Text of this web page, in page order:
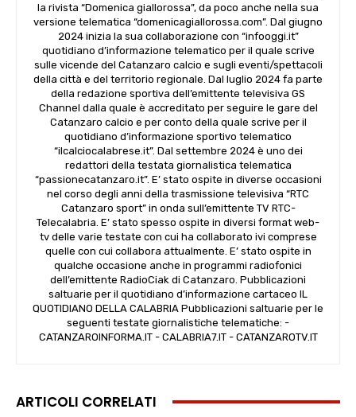
la rivista “Domenica giallorossa”, da poco anche nella sua
versione telematica “domenicagiallorossa.com”. Dal giugno
2024 inizia la sua collaborazione con “infooggi.it”
quotidiano d’informazione telematico per il quale scrive
sulle vicende del Catanzaro calcio e sugli eventi/spettacoli
della città e del territorio regionale. Dal luglio 2024 fa parte
della redazione sportiva dell’emittente televisiva GS
Channel dalla quale è accreditato per seguire le gare del
Catanzaro calcio e per conto della quale scrive per il
quotidiano d’informazione sportivo telematico
“ilcalciocalabrese.it”. Dal settembre 2024 è uno dei
redattori della testata giornalistica telematica
“passionecatanzaro.it”. E’ stato ospite in diverse occasioni
nel corso degli anni della trasmissione televisiva “RTC
Catanzaro sport” in onda sull’emittente TV RTC-
Telecalabria. E’ stato spesso ospite in diversi format web-
tv delle varie testate con cui ha collaborato ivi comprese
quelle con cui collabora attualmente. E’ stato ospite in
qualche occasione anche in programmi radiofonici
dell’emittente RadioCiak di Catanzaro. Pubblicazioni
saltuarie per il quotidiano d’informazione cartaceo IL
QUOTIDIANO DELLA CALABRIA Pubblicazioni saltuarie per le
seguenti testate giornalistiche telematiche: -
CATANZAROINFORMA.IT - CALABRIA7.IT - CATANZAROTV.IT
ARTICOLI CORRELATI